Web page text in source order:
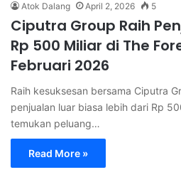
Atok Dalang April 2, 2026 5
Ciputra Group Raih
Rp 500 Miliar di The
Februari 2026
Raih kesuksesan bersama Ciputra
penjualan luar biasa lebih dari Rp
temukan peluang…
Read More »